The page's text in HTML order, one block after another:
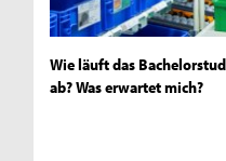
Wie läuft das
ab? Was erwartet mich?